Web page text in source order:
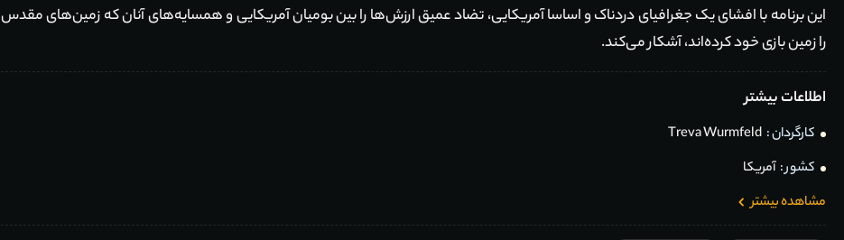
این برنامه با افشای یک جغرافیای دردناک و اساسا آمریکایی، تضاد عمیق ارزش‌ها را بین بومیان آمریکایی و همسایه‌های آنان که زمین‌های مقدس
را زمین بازی خود کرده‌اند، آشکار می‌کند.
اطلاعات بیشتر
کارگردان : Treva Wurmfeld
کشور : آمریکا
مشاهده بیشتر